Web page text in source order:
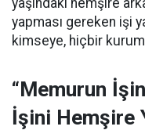
yaşındaki hemşire
yapması gereken işi
kimseye, hiçbir
“Memurun
İşini Hemşire